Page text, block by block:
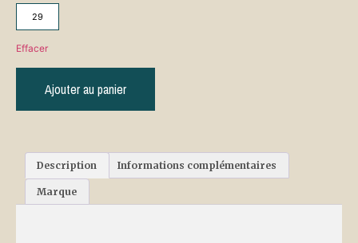
29
Effacer
Ajouter au panier
Description Informations complémentaires
Marque